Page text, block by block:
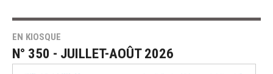
EN KIOSQUE
N° 350 - JUILLET-AOÛT 2026